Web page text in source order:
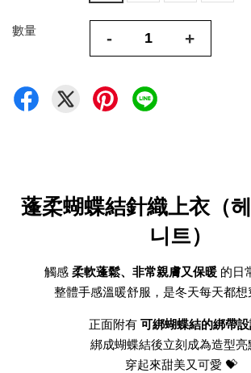
數量 - +
蓬柔蝴蝶結針織上衣（
니트）
觸感 柔軟蓬鬆、非常親膚又保暖 的日
整體手感溫暖舒服，是冬天每天都想
正面附有 可綁蝴蝶結的綁帶
綁成蝴蝶結後立刻成為造型亮
穿起來甜美又可愛 💝